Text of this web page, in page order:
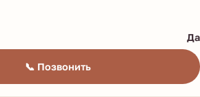
Да
📞 Позвонить